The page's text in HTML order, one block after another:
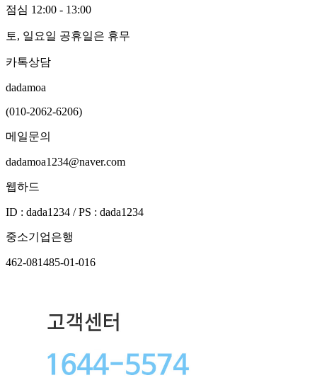
점심 12:00 - 13:00
토, 일요일 공휴일은 휴무
카톡상담
dadamoa
(010-2062-6206)
메일문의
dadamoa1234@naver.com
웹하드
ID : dada1234 / PS : dada1234
중소기업은행
462-081485-01-016